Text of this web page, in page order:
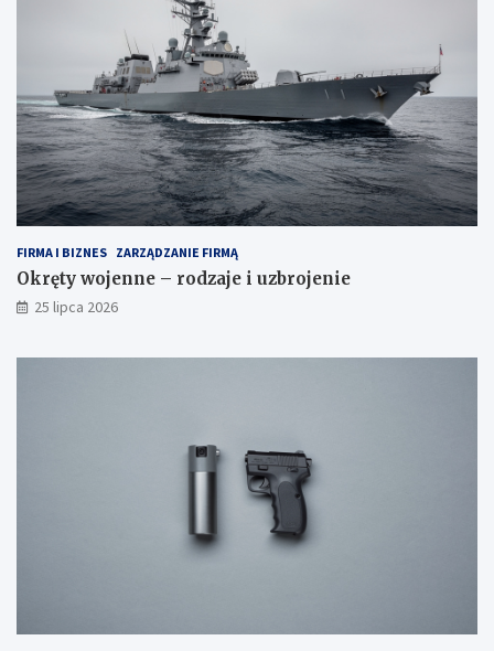
FIRMA I BIZNES ZARZĄDZANIE FIRMĄ
Okręty wojenne – rodzaje i uzbrojenie
25 lipca 2026